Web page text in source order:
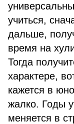
учиться,
дальше,
время на
Тогда
характере,
кажется в
жалко. Годы
меняется в